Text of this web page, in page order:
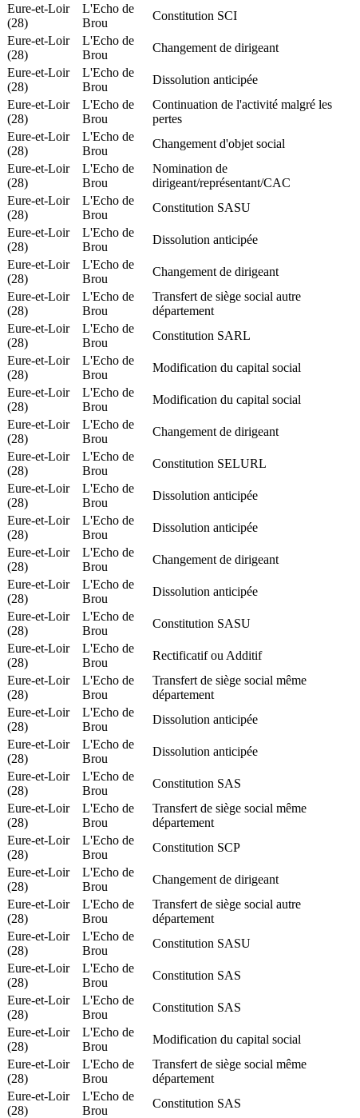
Eure-et-Loir
(28)
L'Echo de
Brou
Constitution SCI
Eure-et-Loir
(28)
L'Echo de
Brou
Changement de dirigeant
Eure-et-Loir
(28)
L'Echo de
Brou
Dissolution anticipée
Eure-et-Loir
(28)
L'Echo de
Brou
Continuation de l'activité malgré les
pertes
Eure-et-Loir
(28)
L'Echo de
Brou
Changement d'objet social
Eure-et-Loir
(28)
L'Echo de
Brou
Nomination de
dirigeant/représentant/CAC
Eure-et-Loir
(28)
L'Echo de
Brou
Constitution SASU
Eure-et-Loir
(28)
L'Echo de
Brou
Dissolution anticipée
Eure-et-Loir
(28)
L'Echo de
Brou
Changement de dirigeant
Eure-et-Loir
(28)
L'Echo de
Brou
Transfert de siège social autre
département
Eure-et-Loir
(28)
L'Echo de
Brou
Constitution SARL
Eure-et-Loir
(28)
L'Echo de
Brou
Modification du capital social
Eure-et-Loir
(28)
L'Echo de
Brou
Modification du capital social
Eure-et-Loir
(28)
L'Echo de
Brou
Changement de dirigeant
Eure-et-Loir
(28)
L'Echo de
Brou
Constitution SELURL
Eure-et-Loir
(28)
L'Echo de
Brou
Dissolution anticipée
Eure-et-Loir
(28)
L'Echo de
Brou
Dissolution anticipée
Eure-et-Loir
(28)
L'Echo de
Brou
Changement de dirigeant
Eure-et-Loir
(28)
L'Echo de
Brou
Dissolution anticipée
Eure-et-Loir
(28)
L'Echo de
Brou
Constitution SASU
Eure-et-Loir
(28)
L'Echo de
Brou
Rectificatif ou Additif
Eure-et-Loir
(28)
L'Echo de
Brou
Transfert de siège social même
département
Eure-et-Loir
(28)
L'Echo de
Brou
Dissolution anticipée
Eure-et-Loir
(28)
L'Echo de
Brou
Dissolution anticipée
Eure-et-Loir
(28)
L'Echo de
Brou
Constitution SAS
Eure-et-Loir
(28)
L'Echo de
Brou
Transfert de siège social même
département
Eure-et-Loir
(28)
L'Echo de
Brou
Constitution SCP
Eure-et-Loir
(28)
L'Echo de
Brou
Changement de dirigeant
Eure-et-Loir
(28)
L'Echo de
Brou
Transfert de siège social autre
département
Eure-et-Loir
(28)
L'Echo de
Brou
Constitution SASU
Eure-et-Loir
(28)
L'Echo de
Brou
Constitution SAS
Eure-et-Loir
(28)
L'Echo de
Brou
Constitution SAS
Eure-et-Loir
(28)
L'Echo de
Brou
Modification du capital social
Eure-et-Loir
(28)
L'Echo de
Brou
Transfert de siège social même
département
Eure-et-Loir
(28)
L'Echo de
Brou
Constitution SAS